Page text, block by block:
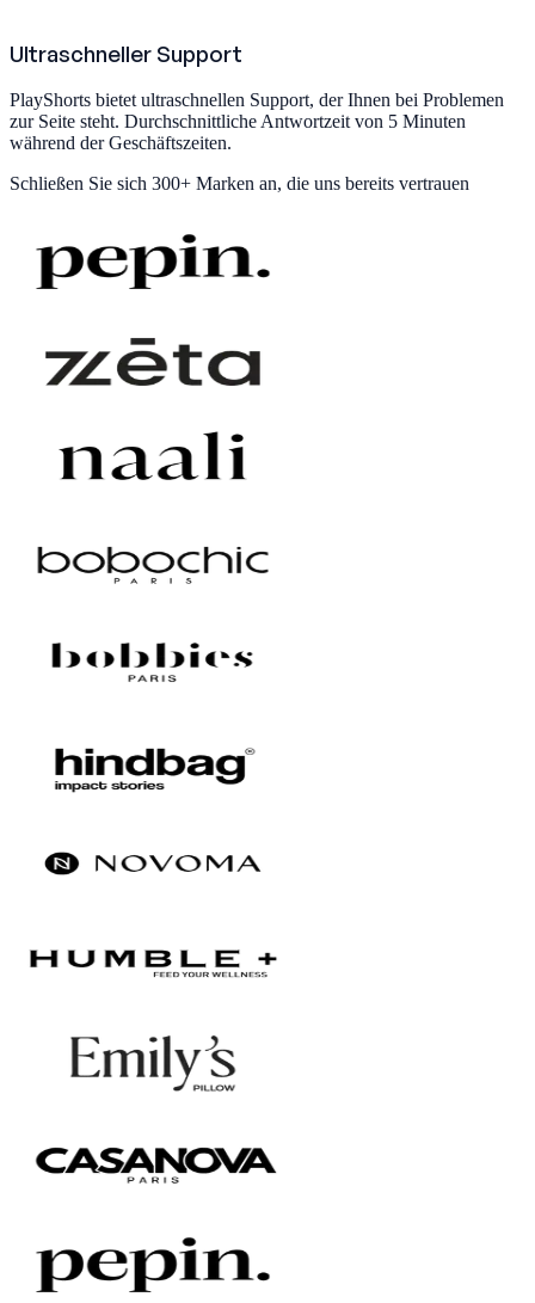
Ultraschneller Support
PlayShorts bietet ultraschnellen Support, der Ihnen bei Problemen
zur Seite steht. Durchschnittliche Antwortzeit von 5 Minuten
während der Geschäftszeiten.
Schließen Sie sich 300+ Marken an, die uns bereits vertrauen